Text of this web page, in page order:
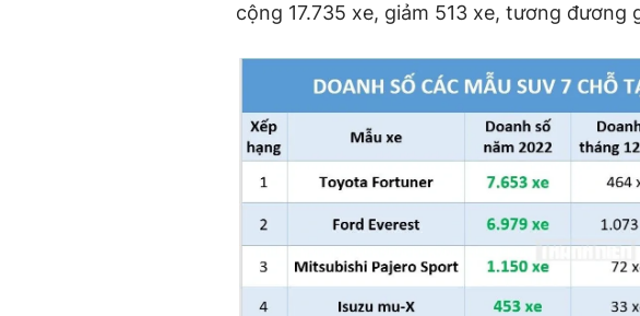
cộng 17.735 xe, giảm 513 xe, tương đương